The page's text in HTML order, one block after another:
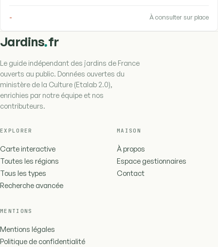
- À consulter sur place
Jardins.fr
Le guide indépendant des jardins de France
ouverts au public. Données ouvertes du
ministère de la Culture (Etalab 2.0),
enrichies par notre équipe et nos
contributeurs.
EXPLORER
Carte interactive
Toutes les régions
Tous les types
Recherche avancée
MAISON
À propos
Espace gestionnaires
Contact
MENTIONS
Mentions légales
Politique de confidentialité